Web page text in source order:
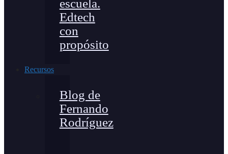
escuela.
Edtech
con
propósito
Recursos
Blog de
Fernando
Rodríguez